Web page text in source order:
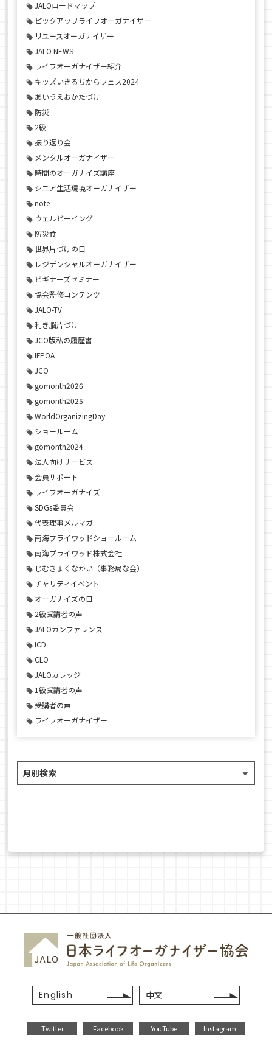
JALOロードマップ
ピックアップライフオーガナイザー
リユースオーガナイザー
JALO NEWS
ライフオーガナイザー紹介
キッズいきるちからフェス2024
あいうえおかたづけ
防災
2級
振り返り会
メンタルオーガナイザー
時間のオーガナイズ講座
シニア生活環境オーガナイザー
note
ウェルビーイング
防災食
世界片づけの日
レジデンシャルオーガナイザー
ビギナーズセミナー
協会監修コンテンツ
JALO-TV
利き脳片づけ
JCO版私の履歴書
IFPOA
JCO
gomonth2026
gomonth2025
WorldOrganizingDay
ショールーム
gomonth2024
法人向けサービス
会員サポート
ライフオーガナイズ
SDGs委員会
代表理事メルマガ
南海プライウッドショールーム
南海プライウッド株式会社
じむきょくなかい（事務局な会）
チャリティイベント
オーガナイズの日
2級受講者の声
JALOカンファレンス
ICD
CLO
JALOカレッジ
1級受講者の声
受講者の声
ライフオーガナイザー
English 中文
Twitter Facebook YouTube Instagram